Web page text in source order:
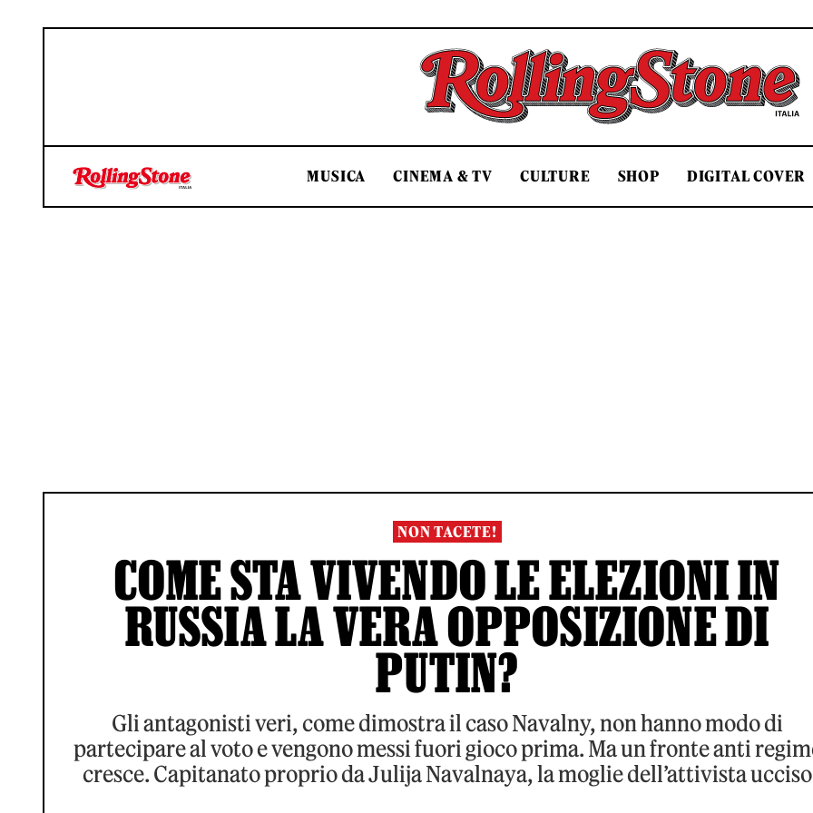
Rolling Stone Italia
MUSICA CINEMA & TV CULTURE SHOP DIGITAL COVER
NON TACETE!
COME STA VIVENDO LE ELEZIONI IN
RUSSIA LA VERA OPPOSIZIONE DI
PUTIN?
Gli antagonisti veri, come dimostra il caso Navalny, non hanno modo di
partecipare al voto e vengono messi fuori gioco prima. Ma un fronte anti
cresce. Capitanato proprio da Julija Navalnaya, la moglie dell’attivista ucciso